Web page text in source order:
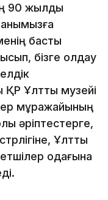
90 жылдық
басты
бізге қолдау
Ұлттық музейі
мұражайының
әріптестерге,
Ұлттық
одағына